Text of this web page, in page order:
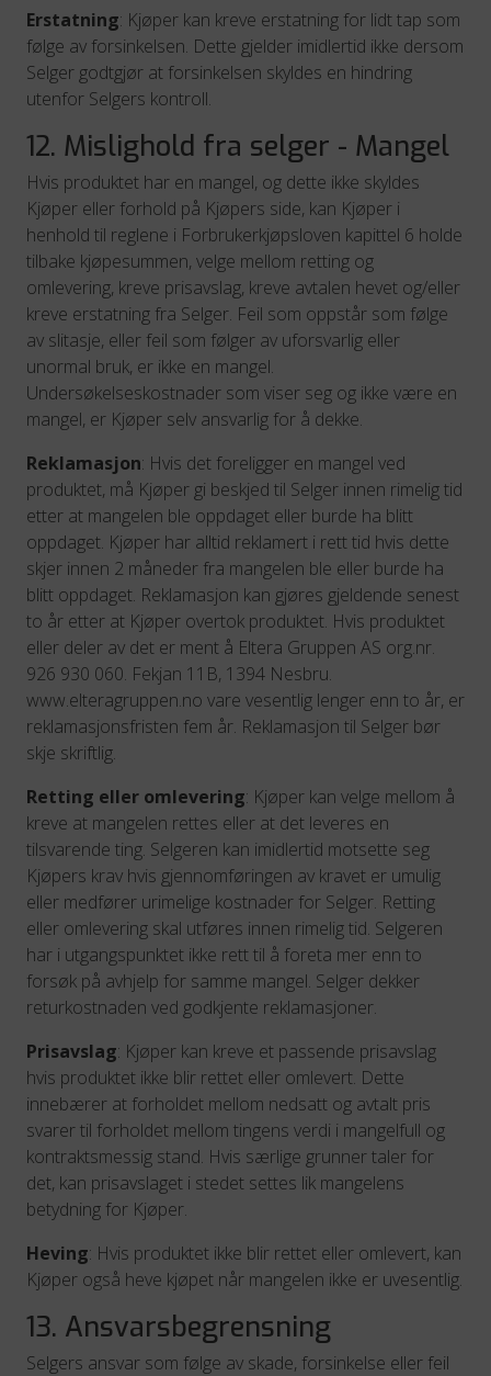
Erstatning: Kjøper kan kreve erstatning for lidt tap som
følge av forsinkelsen. Dette gjelder imidlertid ikke dersom
Selger godtgjør at forsinkelsen skyldes en hindring
utenfor Selgers kontroll.
12. Mislighold fra selger - Mangel
Hvis produktet har en mangel, og dette ikke skyldes
Kjøper eller forhold på Kjøpers side, kan Kjøper i
henhold til reglene i Forbrukerkjøpsloven kapittel 6 holde
tilbake kjøpesummen, velge mellom retting og
omlevering, kreve prisavslag, kreve avtalen hevet og/eller
kreve erstatning fra Selger. Feil som oppstår som følge
av slitasje, eller feil som følger av uforsvarlig eller
unormal bruk, er ikke en mangel.
Undersøkelseskostnader som viser seg og ikke være en
mangel, er Kjøper selv ansvarlig for å dekke.
Reklamasjon: Hvis det foreligger en mangel ved
produktet, må Kjøper gi beskjed til Selger innen rimelig tid
etter at mangelen ble oppdaget eller burde ha blitt
oppdaget. Kjøper har alltid reklamert i rett tid hvis dette
skjer innen 2 måneder fra mangelen ble eller burde ha
blitt oppdaget. Reklamasjon kan gjøres gjeldende senest
to år etter at Kjøper overtok produktet. Hvis produktet
eller deler av det er ment å Eltera Gruppen AS org.nr.
926 930 060. Fekjan 11B, 1394 Nesbru.
www.elteragruppen.no vare vesentlig lenger enn to år, er
reklamasjonsfristen fem år. Reklamasjon til Selger bør
skje skriftlig.
Retting eller omlevering: Kjøper kan velge mellom å
kreve at mangelen rettes eller at det leveres en
tilsvarende ting. Selgeren kan imidlertid motsette seg
Kjøpers krav hvis gjennomføringen av kravet er umulig
eller medfører urimelige kostnader for Selger. Retting
eller omlevering skal utføres innen rimelig tid. Selgeren
har i utgangspunktet ikke rett til å foreta mer enn to
forsøk på avhjelp for samme mangel. Selger dekker
returkostnaden ved godkjente reklamasjoner.
Prisavslag: Kjøper kan kreve et passende prisavslag
hvis produktet ikke blir rettet eller omlevert. Dette
innebærer at forholdet mellom nedsatt og avtalt pris
svarer til forholdet mellom tingens verdi i mangelfull og
kontraktsmessig stand. Hvis særlige grunner taler for
det, kan prisavslaget i stedet settes lik mangelens
betydning for Kjøper.
Heving: Hvis produktet ikke blir rettet eller omlevert, kan
Kjøper også heve kjøpet når mangelen ikke er uvesentlig.
13. Ansvarsbegrensning
Selgers ansvar som følge av skade, forsinkelse eller feil